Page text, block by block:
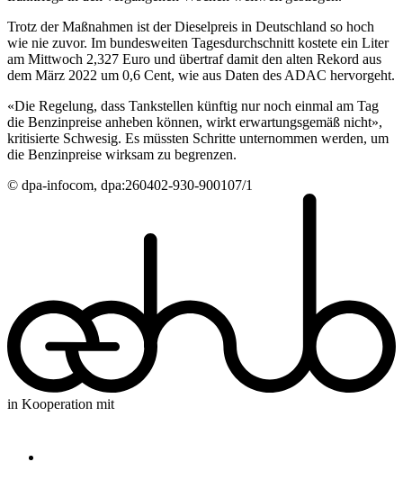
Trotz der Maßnahmen ist der Dieselpreis in Deutschland so hoch
wie nie zuvor. Im bundesweiten Tagesdurchschnitt kostete ein Liter
am Mittwoch 2,327 Euro und übertraf damit den alten Rekord aus
dem März 2022 um 0,6 Cent, wie aus Daten des ADAC hervorgeht.
«Die Regelung, dass Tankstellen künftig nur noch einmal am Tag
die Benzinpreise anheben können, wirkt erwartungsgemäß nicht»,
kritisierte Schwesig. Es müssten Schritte unternommen werden, um
die Benzinpreise wirksam zu begrenzen.
© dpa-infocom, dpa:260402-930-900107/1
in Kooperation mit